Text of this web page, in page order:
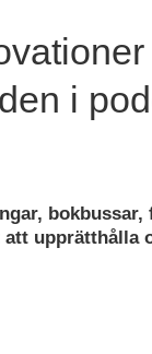
i
upprätthålla